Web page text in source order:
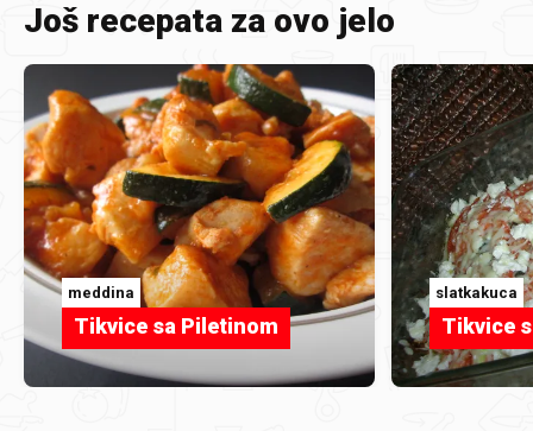
Još recepata za ovo jelo
meddina
Tikvice sa Piletinom
slatkakuca
Tikvice